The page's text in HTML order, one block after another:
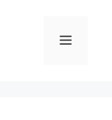
Menu